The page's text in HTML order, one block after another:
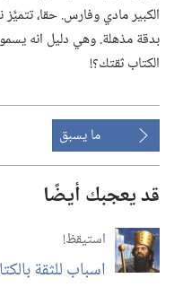
الكبير مادي وفارس.‏ حقا،‏ تتميَّز
بدقة مذهلة.‏ وهي دليل انه
الكتاب ثقتك؟‏!‏
ما يسبق
قد يعجبك أيضًا
استيقظ‏!‏
اسباب للثقة